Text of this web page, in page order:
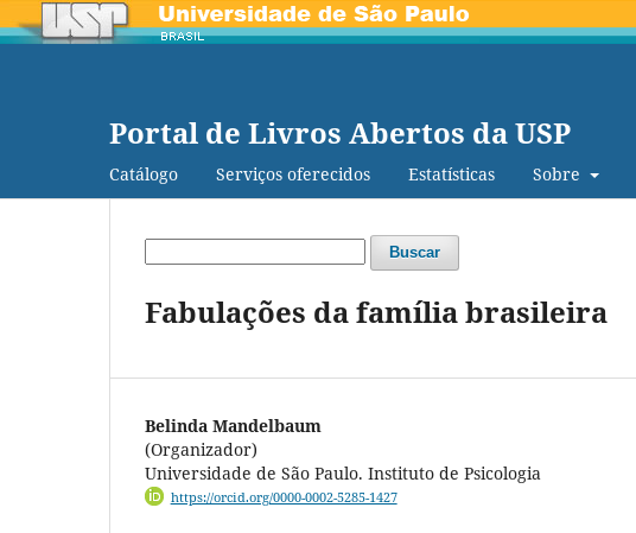
Portal de Livros Abertos da USP
Catálogo Serviços oferecidos Estatísticas Sobre
Buscar
Fabulações da família brasileira
Belinda Mandelbaum
(Organizador)
Universidade de São Paulo. Instituto de Psicologia
https://orcid.org/0000-0002-5285-1427